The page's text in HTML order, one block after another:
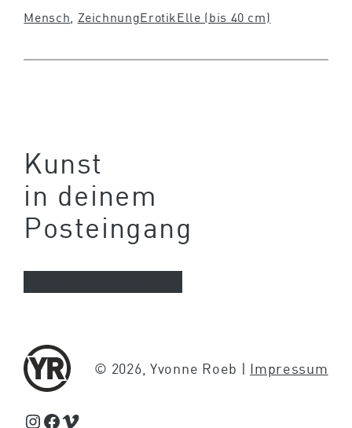
Mensch ZeichnungErotikElle (bis 40 cm)
Kunst
in deinem
Posteingang
© 2026, Yvonne Roeb | Impressum
Schaue Feed, Reels und Storys auf Instagram von Yvonne Roeb
Facebook
Schaue Videos auf Vimeo über Yvonne Roeb